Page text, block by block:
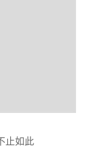
止如此